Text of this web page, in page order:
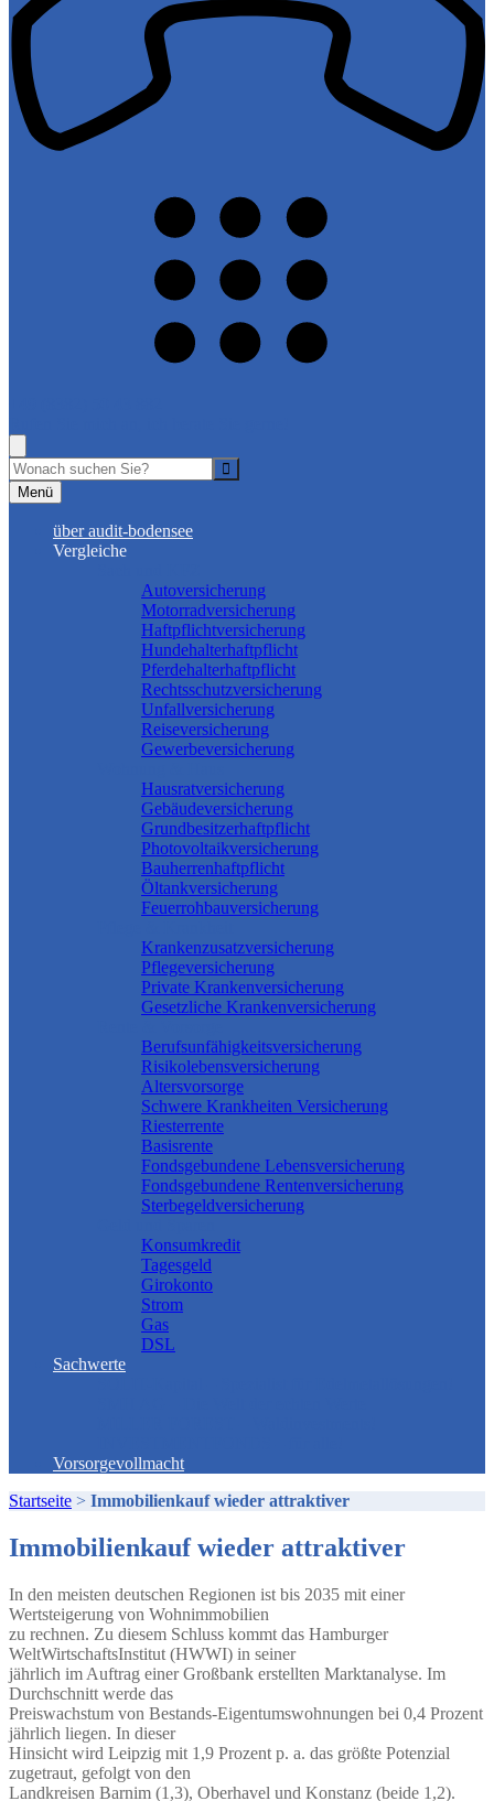
Menü
über audit-bodensee
Vergleiche
Autoversicherung
Motorradversicherung
Haftpflichtversicherung
Hundehalterhaftpflicht
Pferdehalterhaftpflicht
Rechtsschutzversicherung
Unfallversicherung
Reiseversicherung
Gewerbeversicherung
Hausratversicherung
Gebäudeversicherung
Grundbesitzerhaftpflicht
Photovoltaikversicherung
Bauherrenhaftpflicht
Öltankversicherung
Feuerrohbauversicherung
Krankenzusatzversicherung
Pflegeversicherung
Private Krankenversicherung
Gesetzliche Krankenversicherung
Berufs­unfähigkeitsversicherung
Risikolebensversicherung
Altersvorsorge
Schwere Krankheiten Versicherung
Riesterrente
Basisrente
Fondsgebundene Lebensversicherung
Fondsgebundene Rentenversicherung
Sterbegeldversicherung
Konsumkredit
Tagesgeld
Girokonto
Strom
Gas
DSL
Sachwerte
Vorsorgevollmacht
Startseite > Immobilienkauf wieder attraktiver
Immobilienkauf wieder attraktiver
In den meisten deutschen Regionen ist bis 2035 mit einer
Wertsteigerung von Wohnimmobilien
zu rechnen. Zu diesem Schluss kommt das Hamburger
WeltWirtschaftsInstitut (HWWI) in seiner
jährlich im Auftrag einer Großbank erstellten Marktanalyse. Im
Durchschnitt werde das
Preiswachstum von Bestands-Eigentumswohnungen bei 0,4 Prozent
jährlich liegen. In dieser
Hinsicht wird Leipzig mit 1,9 Prozent p. a. das größte Potenzial
zugetraut, gefolgt von den
Landkreisen Barnim (1,3), Oberhavel und Konstanz (beide 1,2).